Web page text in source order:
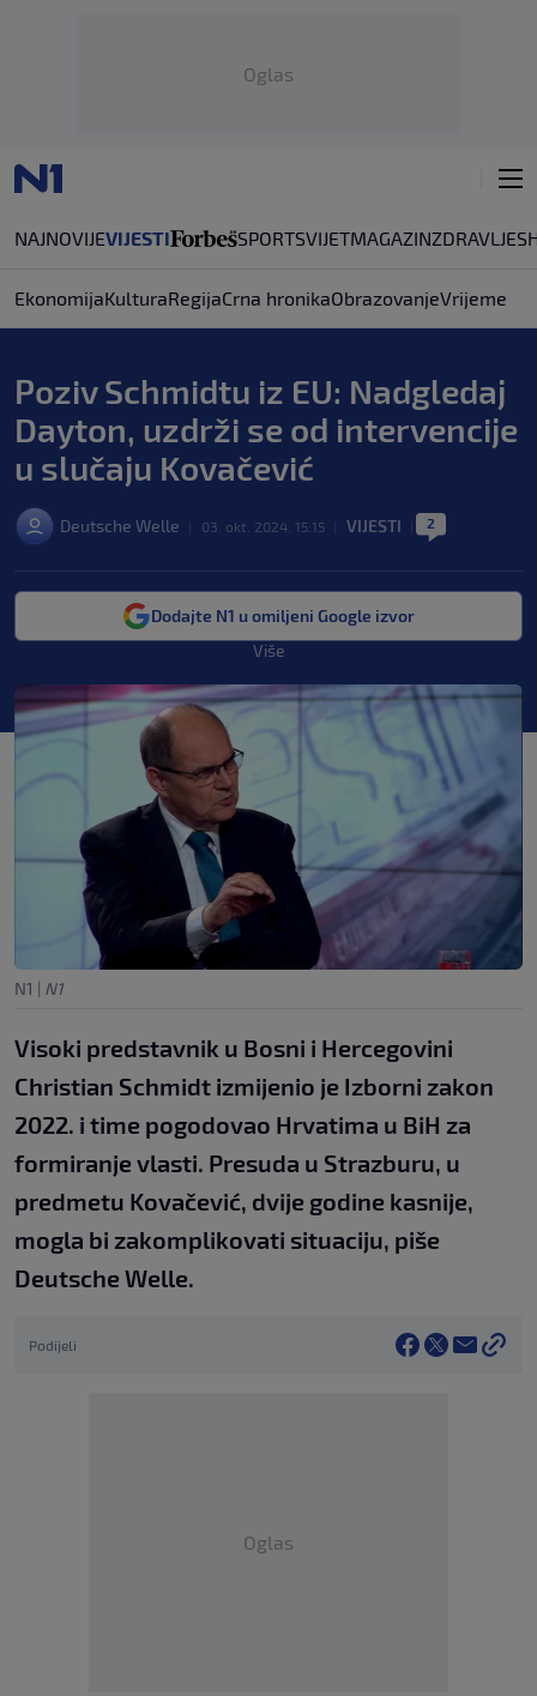
Oglas
NAJNOVIJEVIJESTI SPORTSVIJETMAGAZINZDRAVLJE
EkonomijaKulturaRegijaCrna hronikaObrazovanjeVrijeme
Poziv Schmidtu iz EU: Nadgledaj
Dayton, uzdrži se od intervencije
u slučaju Kovačević
Deutsche Welle 03. okt. 2024. 15:15 VIJESTI 2
Dodajte N1 u omiljeni Google izvor
Više
N1 | N1
Visoki predstavnik u Bosni i Hercegovini
Christian Schmidt izmijenio je Izborni zakon
2022. i time pogodovao Hrvatima u BiH za
formiranje vlasti. Presuda u Strazburu, u
predmetu Kovačević, dvije godine kasnije,
mogla bi zakomplikovati situaciju, piše
Deutsche Welle.
Podijeli
Oglas